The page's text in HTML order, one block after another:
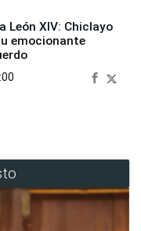
León XIV: Chiclayo
emocionante